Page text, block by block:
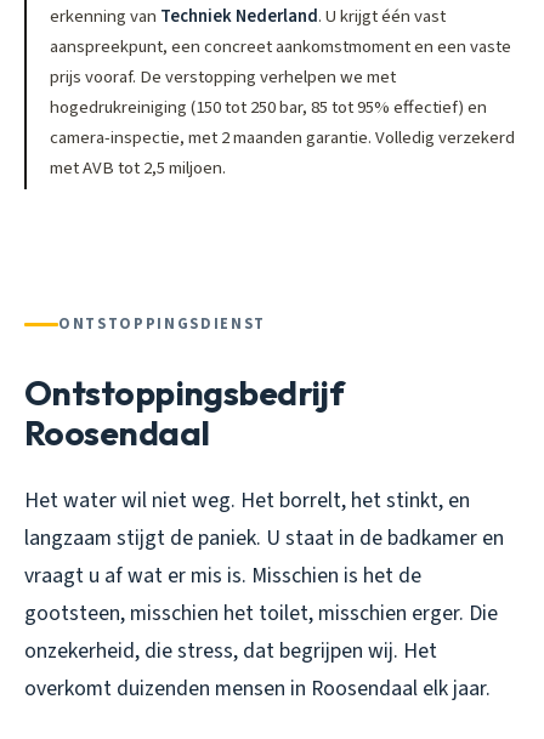
erkenning van Techniek Nederland. U krijgt één vast
aanspreekpunt, een concreet aankomstmoment en een vaste
prijs vooraf. De verstopping verhelpen we met
hogedrukreiniging (150 tot 250 bar, 85 tot 95% effectief) en
camera-inspectie, met 2 maanden garantie. Volledig verzekerd
met AVB tot 2,5 miljoen.
ONTSTOPPINGSDIENST
Ontstoppingsbedrijf
Roosendaal
Het water wil niet weg. Het borrelt, het stinkt, en
langzaam stijgt de paniek. U staat in de badkamer en
vraagt u af wat er mis is. Misschien is het de
gootsteen, misschien het toilet, misschien erger. Die
onzekerheid, die stress, dat begrijpen wij. Het
overkomt duizenden mensen in Roosendaal elk jaar.